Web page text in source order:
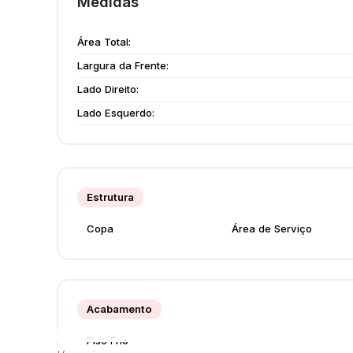
Área Total:
Largura da Frente:
Lado Direito:
Lado Esquerdo:
Estrutura
Copa Área de Serviço
Acabamento
Piso Frio